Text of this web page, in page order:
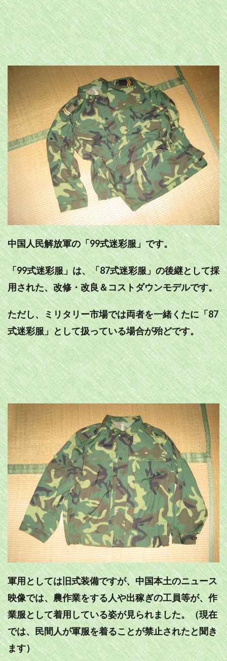
中国人民解放軍の「99式迷彩服」です。
「99式迷彩服」は、「87式迷彩服」の後継として採
用された、改修・改良＆コストダウンモデルです。
ただし、ミリタリー市場では両者を一緒くたに「87
式迷彩服」として扱っている場合が殆どです。
軍用としては旧式装備ですが、中国本土のニュース
映像では、農作業をする人や出稼ぎの工員等が、作
業服として着用している姿が見られました。（現在
では、民間人が軍服を着ることが禁止されたと聞き
ます）